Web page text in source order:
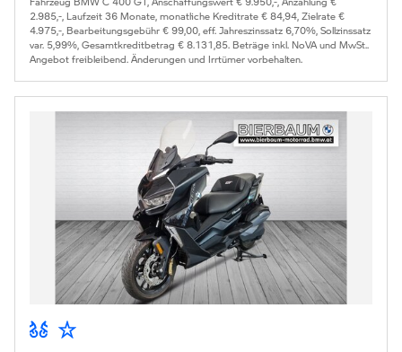
2.985,-, Laufzeit 36 Monate, monatliche Kreditrate € 84,94, Zielrate €
4.975,-, Bearbeitungsgebühr € 99,00, eff. Jahreszinssatz 6,70%, Sollzinssatz
var. 5,99%, Gesamtkreditbetrag € 8.131,85. Beträge inkl. NoVA und MwSt..
Angebot freibleibend. Änderungen und Irrtümer vorbehalten.